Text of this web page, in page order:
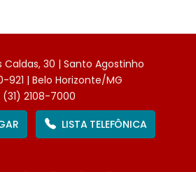
Caldas, 30 | Santo Agostinho
921 | Belo Horizonte/MG
(31) 2108-7000
LISTA TELEFÔNICA